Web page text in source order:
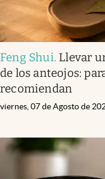
Eventos Corporativos
El Cronista Studio
Mediakit
abre en nueva pestaña
Argentina
Feng Shui. Llevar
de los anteojos:
recomiendan
viernes, 07 de Agosto de